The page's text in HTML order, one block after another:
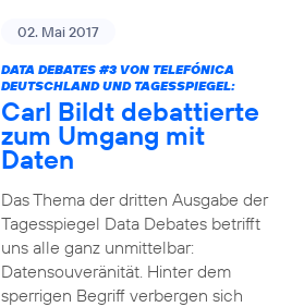
02. Mai 2017
DATA DEBATES #3VON TELEFÓNICA
DEUTSCHLAND UND TAGESSPIEGEL:
Carl Bildt debattierte
zum Umgang mit
Daten
Das Thema der dritten Ausgabe der
Tagesspiegel Data Debates betrifft
uns alle ganz unmittelbar:
Datensouveränität. Hinter dem
sperrigen Begriff verbergen sich